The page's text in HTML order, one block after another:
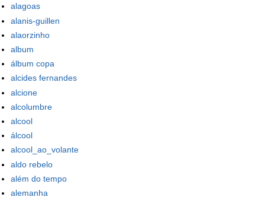
alagoas
alanis-guillen
alaorzinho
album
álbum copa
alcides fernandes
alcione
alcolumbre
alcool
álcool
alcool_ao_volante
aldo rebelo
além do tempo
alemanha